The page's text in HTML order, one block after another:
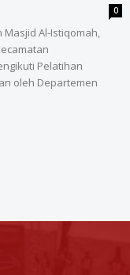
0
Masjid Al-Istiqomah,
Pelatihan
oleh Departemen